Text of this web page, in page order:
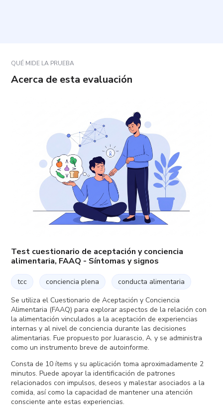
QUÉ MIDE LA PRUEBA
Acerca de esta evaluación
Test cuestionario de aceptación y conciencia
alimentaria, FAAQ - Síntomas y signos
tcc conciencia plena
conducta alimentaria
Se utiliza el Cuestionario de Aceptación y Conciencia
Alimentaria (FAAQ) para explorar aspectos de la relación con
la alimentación vinculados a la aceptación de experiencias
internas y al nivel de conciencia durante las decisiones
alimentarias. Fue propuesto por Juarascio, A. y se administra
como un instrumento breve de autoinforme.
Consta de 10 ítems y su aplicación toma aproximadamente 2
minutos. Puede apoyar la identificación de patrones
relacionados con impulsos, deseos y malestar asociados a la
comida, así como la capacidad de mantener una atención
consciente ante estas experiencias.